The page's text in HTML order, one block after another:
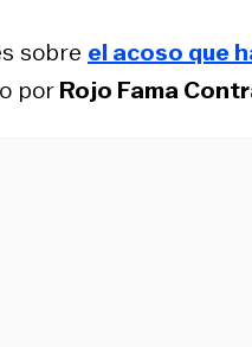
sobre el acoso que
porRojo Fama